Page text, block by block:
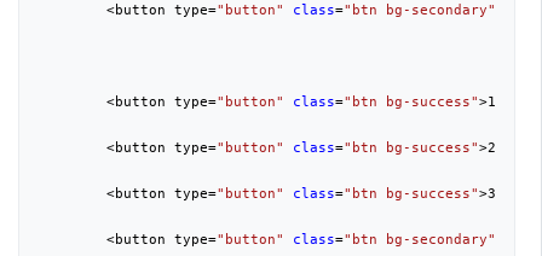
        <button type=
"button" class="btn bg-secondary"
        <button type=
"button" class="btn bg-success">1
        <button type=
"button" class="btn bg-success">2
        <button type=
"button" class="btn bg-success">3
        <button type=
"button" class="btn bg-secondary"